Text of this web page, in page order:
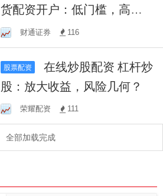
货配资开户：低门槛，高杠
杆，助您掘金！
财通证券 116
股票配资
在线炒股配资 杠杆炒
股：放大收益，风险几何？
荣耀配资 111
全部加载完成